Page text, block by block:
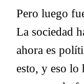
Pero luego
La sociedad
ahora es
esto, y eso lo